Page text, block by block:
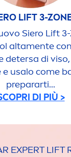
LIFT 3-
Siero Lift
altamente
detersa di
e usalo come
prepararti...
DI PIÙ >
EXPERT LIFT